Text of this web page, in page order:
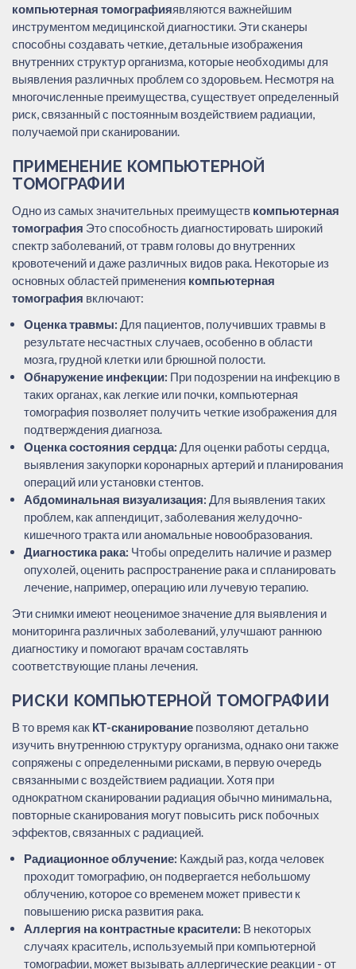
компьютерная томографияявляются важнейшим
инструментом медицинской диагностики. Эти сканеры
способны создавать четкие, детальные изображения
внутренних структур организма, которые необходимы для
выявления различных проблем со здоровьем. Несмотря на
многочисленные преимущества, существует определенный
риск, связанный с постоянным воздействием радиации,
получаемой при сканировании.
ПРИМЕНЕНИЕ КОМПЬЮТЕРНОЙ
ТОМОГРАФИИ
Одно из самых значительных преимуществ компьютерная
томография Это способность диагностировать широкий
спектр заболеваний, от травм головы до внутренних
кровотечений и даже различных видов рака. Некоторые из
основных областей применения компьютерная
томография включают:
Оценка травмы: Для пациентов, получивших травмы в
результате несчастных случаев, особенно в области
мозга, грудной клетки или брюшной полости.
Обнаружение инфекции: При подозрении на инфекцию в
таких органах, как легкие или почки, компьютерная
томография позволяет получить четкие изображения для
подтверждения диагноза.
Оценка состояния сердца: Для оценки работы сердца,
выявления закупорки коронарных артерий и планирования
операций или установки стентов.
Абдоминальная визуализация: Для выявления таких
проблем, как аппендицит, заболевания желудочно-
кишечного тракта или аномальные новообразования.
Диагностика рака: Чтобы определить наличие и размер
опухолей, оценить распространение рака и спланировать
лечение, например, операцию или лучевую терапию.
Эти снимки имеют неоценимое значение для выявления и
мониторинга различных заболеваний, улучшают раннюю
диагностику и помогают врачам составлять
соответствующие планы лечения.
РИСКИ КОМПЬЮТЕРНОЙ ТОМОГРАФИИ
В то время как КТ-сканирование позволяют детально
изучить внутреннюю структуру организма, однако они также
сопряжены с определенными рисками, в первую очередь
связанными с воздействием радиации. Хотя при
однократном сканировании радиация обычно минимальна,
повторные сканирования могут повысить риск побочных
эффектов, связанных с радиацией.
Радиационное облучение: Каждый раз, когда человек
проходит томографию, он подвергается небольшому
облучению, которое со временем может привести к
повышению риска развития рака.
Аллергия на контрастные красители: В некоторых
случаях краситель, используемый при компьютерной
томографии, может вызывать аллергические реакции - от